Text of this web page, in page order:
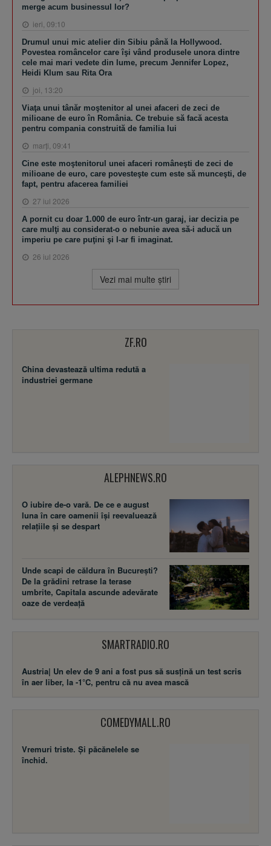
merge acum businessul lor?
ieri, 09:10
Drumul unui mic atelier din Sibiu până la Hollywood.
Povestea româncelor care îşi vând produsele unora dintre
cele mai mari vedete din lume, precum Jennifer Lopez,
Heidi Klum sau Rita Ora
joi, 13:20
Viaţa unui tânăr moştenitor al unei afaceri de zeci de
milioane de euro în România. Ce trebuie să facă acesta
pentru compania construită de familia lui
marţi, 09:41
Cine este moştenitorul unei afaceri româneşti de zeci de
milioane de euro, care povesteşte cum este să munceşti, de
fapt, pentru afacerea familiei
27 iul 2026
A pornit cu doar 1.000 de euro într-un garaj, iar decizia pe
care mulţi au considerat-o o nebunie avea să-i aducă un
imperiu pe care puţini şi l-ar fi imaginat.
26 iul 2026
Vezi mai multe ştiri
ZF.RO
China devastează ultima redută a
industriei germane
ALEPHNEWS.RO
O iubire de-o vară. De ce e august
luna în care oamenii își reevaluează
relațiile și se despart
Unde scapi de căldura în București?
De la grădini retrase la terase
umbrite, Capitala ascunde adevărate
oaze de verdeață
SMARTRADIO.RO
Austria| Un elev de 9 ani a fost pus să susţină un test scris
în aer liber, la -1°C, pentru că nu avea mască
COMEDYMALL.RO
Vremuri triste. Şi păcănelele se
închid.